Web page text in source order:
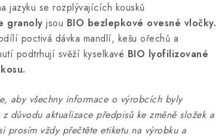
jazyku se rozplývajících kousků
granoly jsou BIO bezlepkové ovesné vločky.
poctivá dávka mandlí, kešu ořechů a
podtrhují svěží kyselkavé BIO lyofilizované
aby všechny informace o výrobcích byly
důvodu aktualizace předpisů ke změně složek a
prosím vždy přečtěte etiketu na výrobku a